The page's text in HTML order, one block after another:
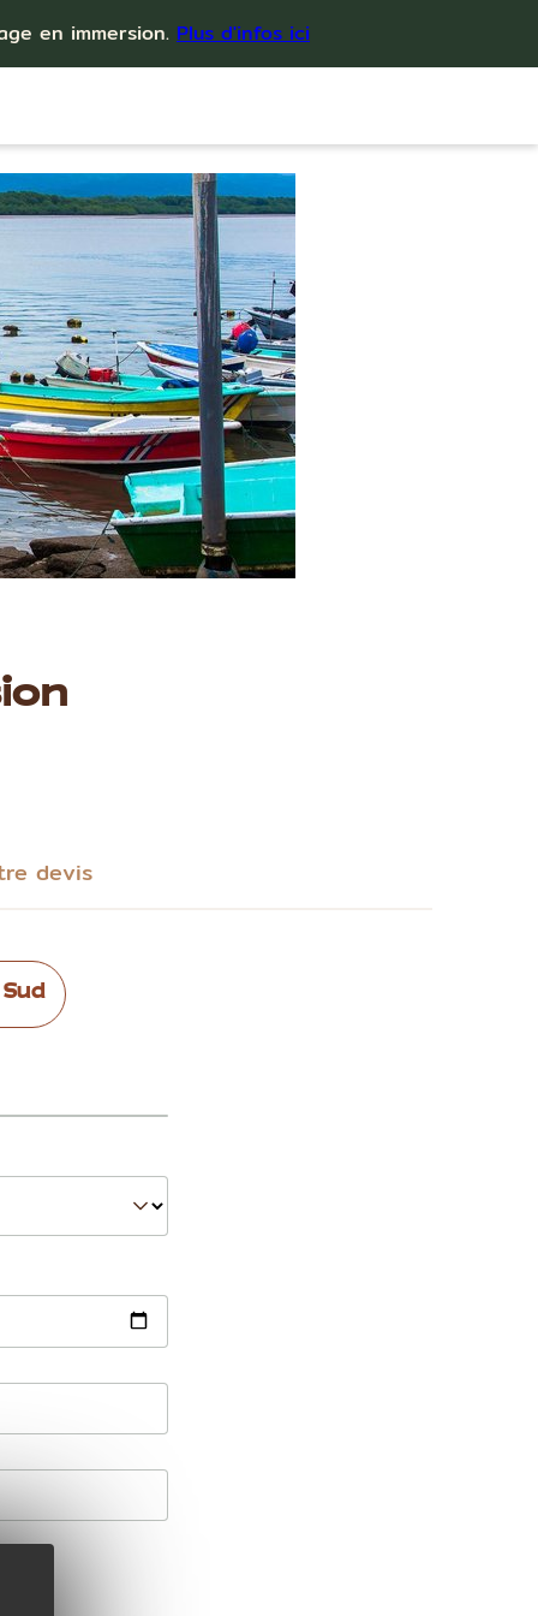
en immersion. Plus d'infos ici
devis
Sud